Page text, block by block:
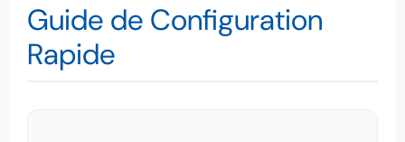
Guide de Configuration
Rapide